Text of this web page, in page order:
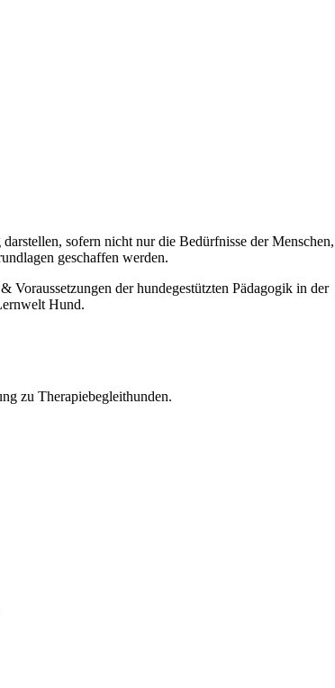
sofern nicht nur die Bedürfnisse der Menschen,
geschaffen werden.
der hundegestützten Pädagogik in der
Hund.
zu Therapiebegleithunden.